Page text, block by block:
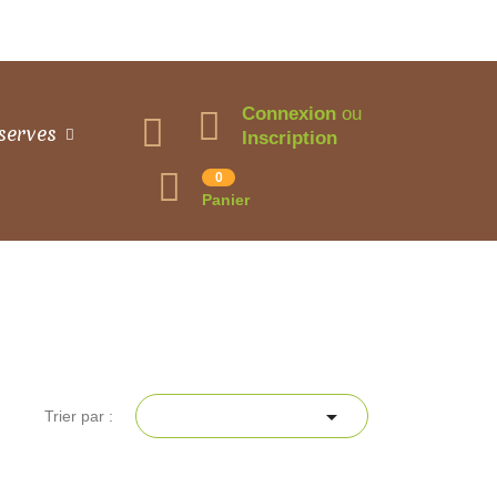
Connexion ou
Inscription
0
Panier
Trier par : 